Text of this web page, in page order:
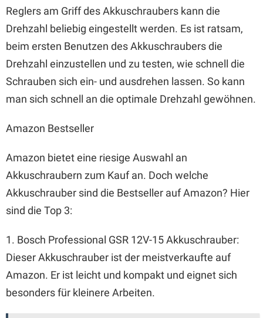
Reglers am Griff des Akkuschraubers kann die
Drehzahl beliebig eingestellt werden. Es ist ratsam,
beim ersten Benutzen des Akkuschraubers die
Drehzahl einzustellen und zu testen, wie schnell die
Schrauben sich ein- und ausdrehen lassen. So kann
man sich schnell an die optimale Drehzahl gewöhnen.
Amazon Bestseller
Amazon bietet eine riesige Auswahl an
Akkuschraubern zum Kauf an. Doch welche
Akkuschrauber sind die Bestseller auf Amazon? Hier
sind die Top 3:
1. Bosch Professional GSR 12V-15 Akkuschrauber:
Dieser Akkuschrauber ist der meistverkaufte auf
Amazon. Er ist leicht und kompakt und eignet sich
besonders für kleinere Arbeiten.